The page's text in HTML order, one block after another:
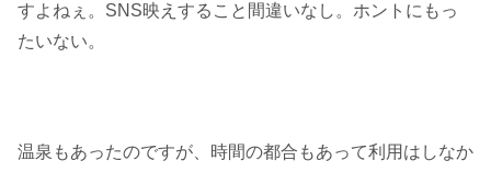
すよねぇ。SNS映えすること間違いなし。ホントにもっ
たいない。
温泉もあったのですが、時間の都合もあって利用はしなか